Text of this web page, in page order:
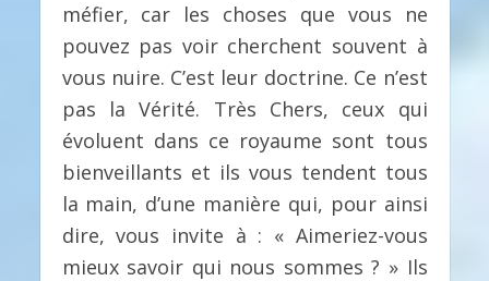
méfier, car les choses que vous ne
pouvez pas voir cherchent souvent à
vous nuire. C’est leur doctrine. Ce n’est
pas la Vérité. Très Chers, ceux qui
évoluent dans ce royaume sont tous
bienveillants et ils vous tendent tous
la main, d’une manière qui, pour ainsi
dire, vous invite à : « Aimeriez-vous
mieux savoir qui nous sommes ? » Ils